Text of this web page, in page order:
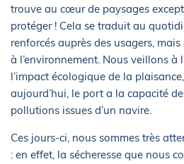
trouve au cœur de paysages
protéger ! Cela se traduit au
renforcés auprès des usagers,
à l’environnement. Nous veillons
l’impact écologique de la
aujourd’hui, le port a la capacité
pollutions issues d’un navire.
Ces jours-ci, nous sommes très
: en effet, la sécheresse que nous